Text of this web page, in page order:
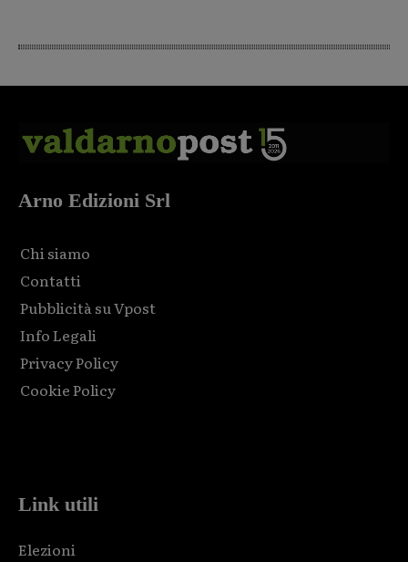
Arno Edizioni Srl
Chi siamo
Contatti
Pubblicità su Vpost
Info Legali
Privacy Policy
Cookie Policy
Link utili
Elezioni